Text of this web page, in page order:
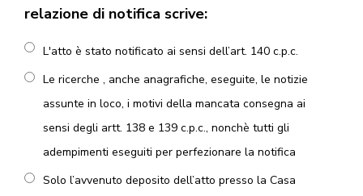
relazione di notifica scrive:
L'atto è stato notificato ai sensi dell’art. 140 c.p.c.
Le ricerche , anche anagrafiche, eseguite, le notizie
assunte in loco, i motivi della mancata consegna ai
sensi degli artt. 138 e 139 c.p.c., nonchè tutti gli
adempimenti eseguiti per perfezionare la notifica
Solo l’avvenuto deposito dell’atto presso la Casa